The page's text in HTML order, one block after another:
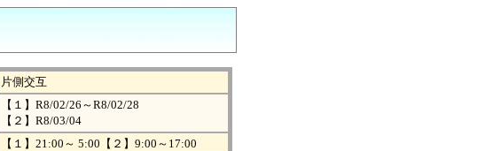
片側交互
【１】R8/02/26～R8/02/28
【２】R8/03/04
【１】21:00～ 5:00【２】9:00～17:00